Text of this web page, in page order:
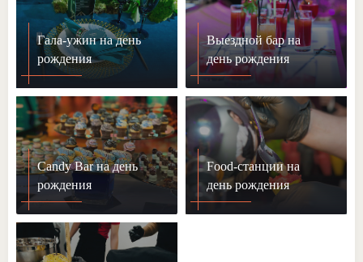
Гала-ужин на день
рождения
Выездной бар на
день рождения
Candy Bar на день
рождения
Food-станции на
день рождения